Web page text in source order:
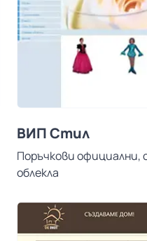
ВИП Стил
Поръчкови официални,
облекла